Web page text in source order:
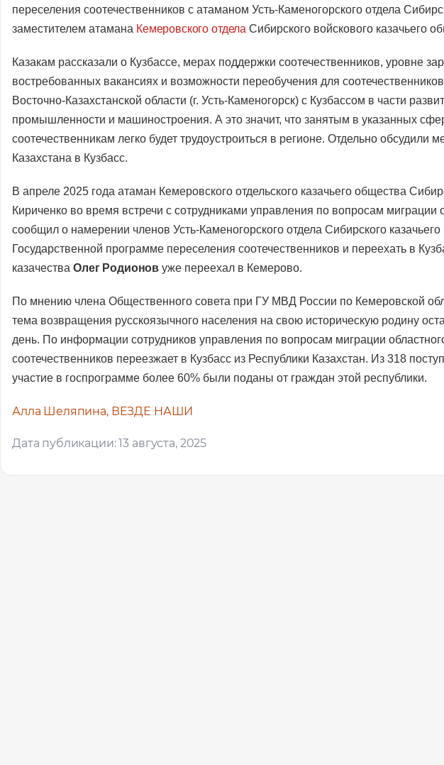
переселения соотечественников с атаманом Усть-Каменогорского отдела
заместителем атамана Кемеровского отдела Сибирского войскового казачьего
Казакам рассказали о Кузбассе, мерах поддержки соотечественников, уровне
востребованных вакансиях и возможности переобучения для
Восточно-Казахстанской области (г. Усть-Каменогорск) с Кузбассом в части
промышленности и машиностроения. А это значит, что занятым в указанных
соотечественникам легко будет трудоустроиться в регионе. Отдельно обсудили
Казахстана в Кузбасс.
В апреле 2025 года атаман Кемеровского отдельского казачьего общества
Кириченко во время встречи с сотрудниками управления по вопросам миграции
сообщил о намерении членов Усть-Каменогорского отдела Сибирского казачьего
Государственной программе переселения соотечественников и переехать в
казачества Олег Родионов уже переехал в Кемерово.
По мнению члена Общественного совета при ГУ МВД России по Кемеровской
тема возвращения русскоязычного населения на свою историческую родину
день. По информации сотрудников управления по вопросам миграции
соотечественников переезжает в Кузбасс из Республики Казахстан. Из 318
участие в госпрограмме более 60% были поданы от граждан этой республики.
Алла Шеляпина, ВЕЗДЕ НАШИ
Дата публикации: 13 августа, 2025